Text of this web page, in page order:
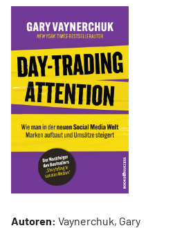
Autoren: Vaynerchuk, Gary